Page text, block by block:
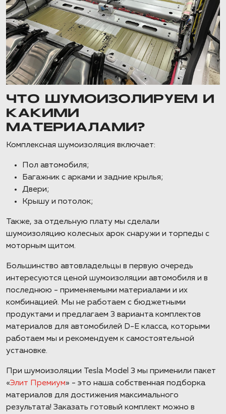
ЧТО ШУМОИЗОЛИРУЕМ И
КАКИМИ
МАТЕРИАЛАМИ?
Комплексная шумоизоляция включает:
Пол автомобиля;
Багажник с арками и задние крылья;
Двери;
Крышу и потолок;
Также, за отдельную плату мы сделали
шумоизоляцию колесных арок снаружи и торпеды с
моторным щитом.
Большинство автовладельцы в первую очередь
интересуются ценой шумоизоляции автомобиля и в
последнюю - применяемыми материалами и их
комбинацией. Мы не работаем с бюджетными
продуктами и предлагаем 3 варианта комплектов
материалов для автомобилей D-E класса, которыми
работаем мы и рекомендуем к самостоятельной
установке.
При шумоизоляции Tesla Model 3 мы применили пакет
«Элит Премиум» - это наша собственная подборка
материалов для достижения максимального
результата! Заказать готовый комплект можно в